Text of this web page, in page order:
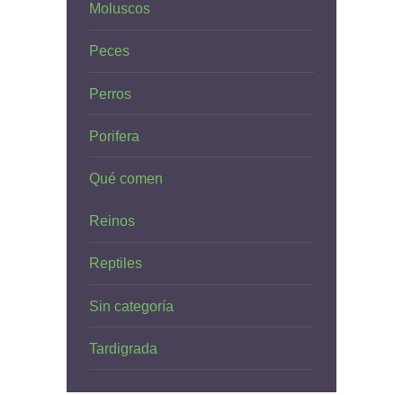
Moluscos
Peces
Perros
Porifera
Qué comen
Reinos
Reptiles
Sin categoría
Tardigrada